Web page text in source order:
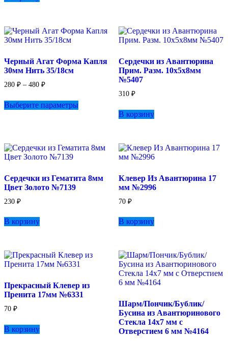
Черный Агат Форма Капля
30мм Нить 35/18см
280 ₽ – 480 ₽Диапазон
280 ₽
–
Выберите параметры
можно
странице
Сердечки из Авантюрина
Прим. Разм. 10х5х8мм
№5407
310 ₽
В корзину
Сердечки из Гематита 8мм
Цвет Золото №7139
230 ₽
В корзину
Клевер Из Авантюрина 17
мм №2996
70 ₽
В корзину
Прекрасный Клевер из
Пренита 17мм №6331
70 ₽
В корзину
Шарм/Пончик/Бублик/
Бусина из Авантюринового
Стекла 14х7 мм с
Отверстием 6 мм №4164